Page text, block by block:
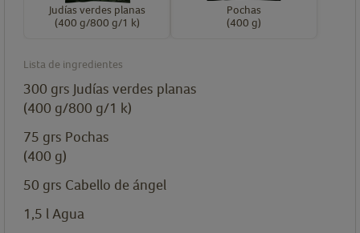
Judías verdes planas
(400 g/800 g/1 k)
Pochas
(400 g)
Lista de ingredientes
300 grs Judías verdes planas
(400 g/800 g/1 k)
75 grs Pochas
(400 g)
50 grs Cabello de ángel
1,5 l Agua